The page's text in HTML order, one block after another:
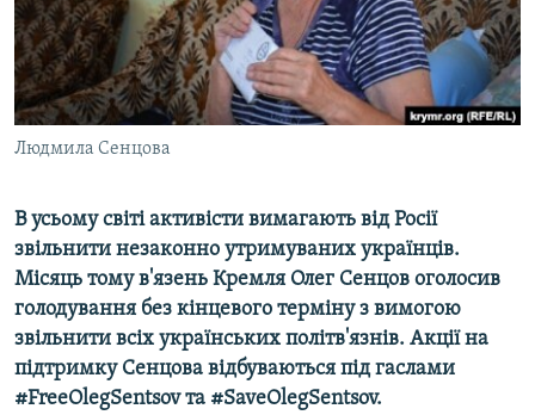
ВІДЕОУРОКИ «ELIFBE»
СВІДЧЕННЯ ОКУПАЦІЇ
УКРАЇНСЬКА ПРОБЛЕМА КРИМУ
ІНФОГРАФІКА
Русский
Qırımtatar
ДОЛУЧАЙСЯ!
Усі сайти RFE/RL
Людмила Сенцова
В усьому світі активісти вимагають від Росії
звільнити незаконно утримуваних українців.
Місяць тому в'язень Кремля Олег Сенцов оголосив
голодування без кінцевого терміну з вимогою
звільнити всіх українських політв'язнів. Акції на
підтримку Сенцова відбуваються під гаслами
#FreeOlegSentsov та #SaveOlegSentsov.